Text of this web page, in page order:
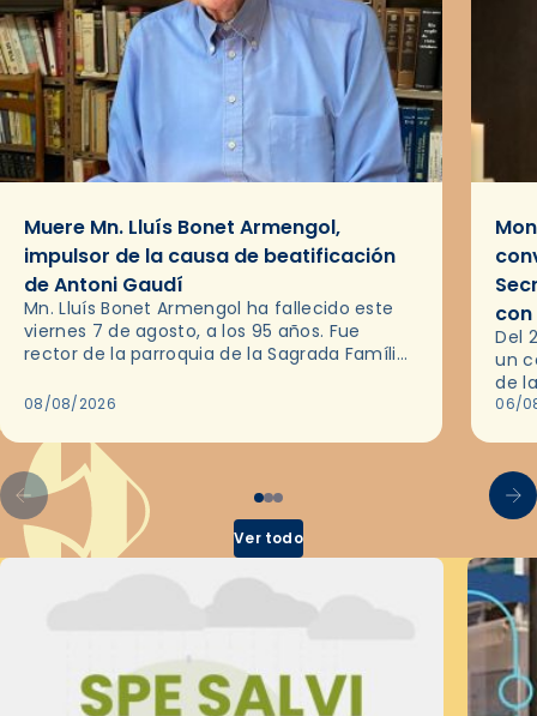
Muere Mn. Lluís Bonet Armengol,
impulsor de la causa de beatificación
de Antoni Gaudí
Mn. Lluís Bonet Armengol ha fallecido este
viernes 7 de agosto, a los 95 años. Fue
rector de la parroquia de la Sagrada Família
08/08/2026
Del
un
de
en
06/
Ver todo